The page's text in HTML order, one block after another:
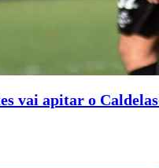
vai apitar o